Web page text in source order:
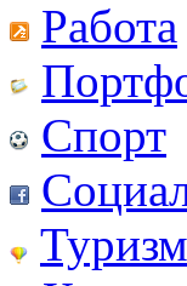
Работа
Спорт
Туризм